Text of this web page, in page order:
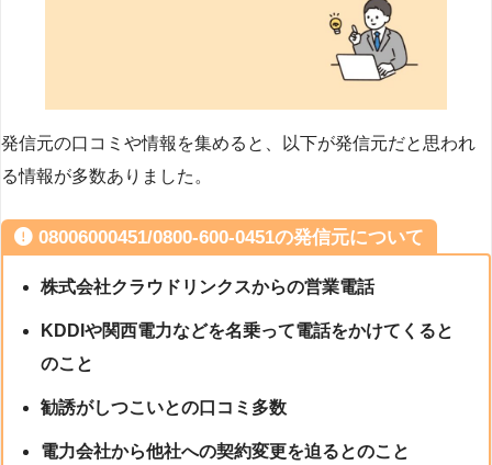
発信元の口コミや情報を集めると、以下が発信元だと思われ
る情報が多数ありました。
08006000451/0800-600-0451の発信元について
株式会社クラウドリンクスからの営業電話
KDDIや関西電力などを名乗って電話をかけてくると
のこと
勧誘がしつこいとの口コミ多数
電力会社から他社への契約変更を迫るとのこと